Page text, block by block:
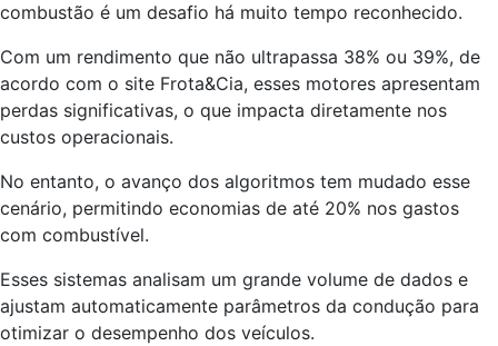
combustão é um desafio há muito tempo reconhecido.
Com um rendimento que não ultrapassa 38% ou 39%, de
acordo com o site Frota&Cia, esses motores apresentam
perdas significativas, o que impacta diretamente nos
custos operacionais.
No entanto, o avanço dos algoritmos tem mudado esse
cenário, permitindo economias de até 20% nos gastos
com combustível.
Esses sistemas analisam um grande volume de dados e
ajustam automaticamente parâmetros da condução para
otimizar o desempenho dos veículos.